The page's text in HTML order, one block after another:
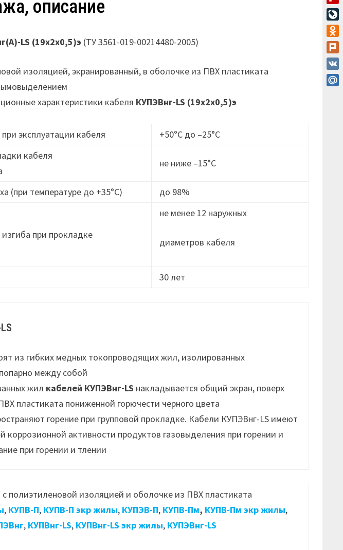
описание
LS (19х2х0,5)э (ТУ 3561-019-00214480-2005)
изоляцией, экранированный, в оболочке из ПВХ пластиката
характеристики кабеля КУПЭВнг-LS (19х2х0,5)э
эксплуатации кабеля
+50°С до –25°С
кабеля
не ниже –15°C
(при температуре до +35°С) до 98%
при прокладке
не менее 12 наружных
диаметров кабеля
30 лет
из гибких медных токопроводящих жил, изолированных
между собой
жил кабелей КУПЭВнг-LS накладывается общий экран, поверх
пластиката пониженной горючести черного цвета
горение при групповой прокладке. Кабели КУПЭВнг-LS имеют
коррозионной активности продуктов газовыделения при горении и
при горении и тлении
с полиэтиленовой изоляцией и оболочке из ПВХ пластиката
, КУПВ-П, КУПВ-П экр жилы, КУПЭВ-П, КУПВ-Пм, КУПВ-Пм экр жилы,
, КУПВнг-LS, КУПВнг-LS экр жилы, КУПЭВнг-LS
VK